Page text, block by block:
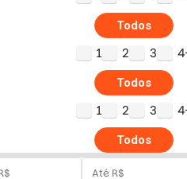
Todos
1 2 3
Todos
1 2 3
Todos